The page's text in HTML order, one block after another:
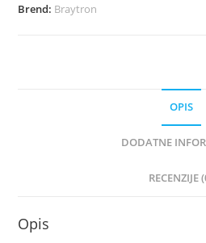
Brend: Braytron
OPIS
DODATNE
RECENZIJE
Opis